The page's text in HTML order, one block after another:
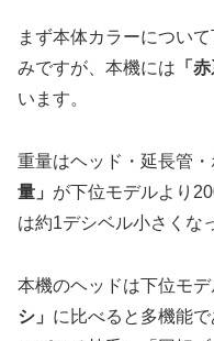
まず本体カラーについ
みですが、本機には 「
います。
重量はヘッド・延長管
量」 が下位モデルより
は約1デシベル小さくな
本機のヘッドは下位モ
シ」 に比べると多機能